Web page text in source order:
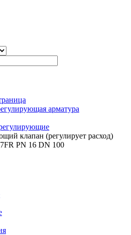
арматура
клапан (регулирует расход)
PN 16 DN 100